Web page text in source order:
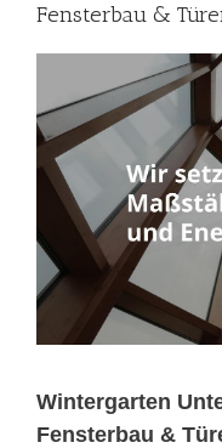
Fensterbau &
Wintergarten
Fensterbau &